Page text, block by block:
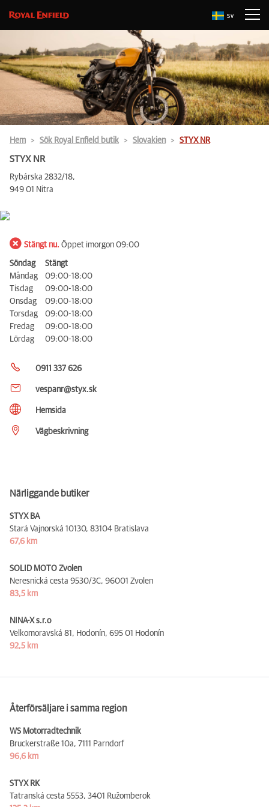
Sv
Hem Sök Royal Enfield butik Slovakien STYX NR
STYX NR
Rybárska 2832/18,
949 01 Nitra
Stängt nu. Öppet imorgon 09:00
Söndag
Stängt
Måndag
09:00-18:00
Tisdag
09:00-18:00
Onsdag
09:00-18:00
Torsdag
09:00-18:00
Fredag
09:00-18:00
Lördag
09:00-18:00
0911 337 626
vespanr@styx.sk
Hemsida
Vägbeskrivning
Närliggande butiker
STYX BA
Stará Vajnorská 10130, 83104 Bratislava
67,6 km
SOLID MOTO Zvolen
Neresnická cesta 9530/3C, 96001 Zvolen
83,5 km
NINA-X s.r.o
Velkomoravská 81, Hodonín, 695 01 Hodonín
92,5 km
Återförsäljare i samma region
WS Motorradtechnik
Bruckerstraße 10a, 7111 Parndorf
96,6 km
STYX RK
Tatranská cesta 5553, 3401 Ružomberok